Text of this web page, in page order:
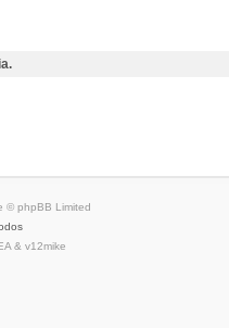
© phpBB Limited
& v12mike